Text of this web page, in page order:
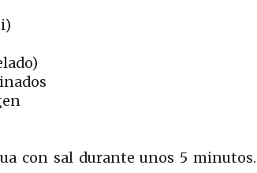
con sal durante unos 5 minutos.